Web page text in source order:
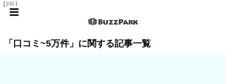
【PR】
「口コミ~5万件」に関する記事一覧